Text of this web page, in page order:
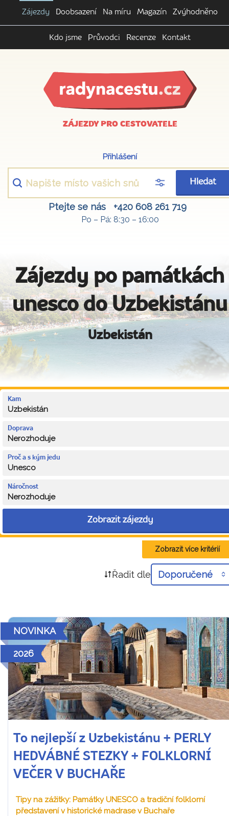
Zájezdy Doobsazení Na míru Magazín Zvýhodněno
Kdo jsme Průvodci Recenze Kontakt
ZÁJEZDY PRO CESTOVATELE
Přihlášení
Hledat
Ptejte se nás +420 608 261 719
Po – Pá: 8:30 – 16:00
Zájezdy po památkách
unesco do Uzbekistánu
Uzbekistán
Kam
Uzbekistán
Doprava
Nerozhoduje
Proč a s kým jedu
Unesco
Náročnost
Nerozhoduje
Zobrazit zájezdy
Zobrazit více kritérií
Řadit dle Doporučené
NOVINKA
2026
To nejlepší z Uzbekistánu + PERLY
HEDVÁBNÉ STEZKY + FOLKLORNÍ
VEČER V BUCHAŘE
Tipy na zážitky: Památky UNESCO a tradiční folklorní
představení v historické madrase v Buchaře